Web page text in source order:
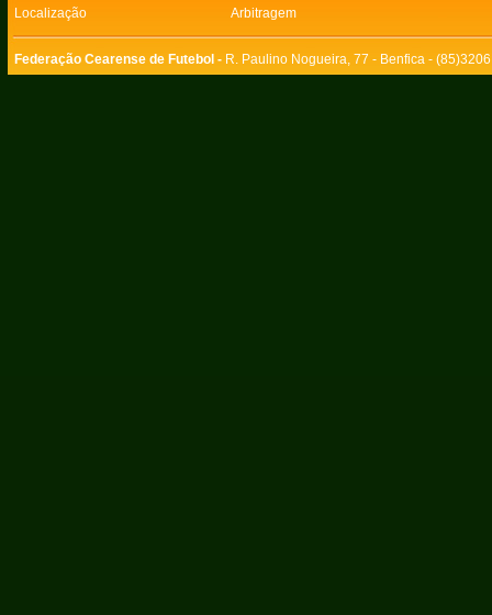
Localização
Arbitragem
Federação Cearense de Futebol - R. Paulino Nogueira, 77 - Benfica -